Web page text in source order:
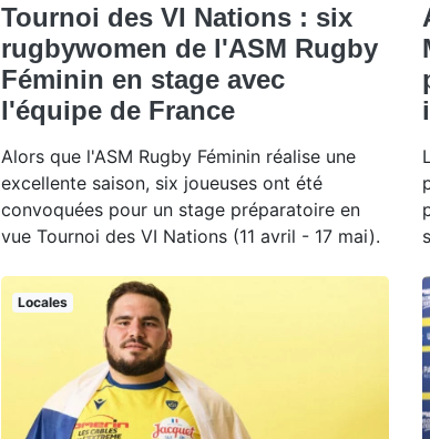
Tournoi des VI Nations : six
rugbywomen de l'ASM Rugby
Féminin en stage avec
l'équipe de France
Alors que l'ASM Rugby Féminin réalise une
excellente saison, six joueuses ont été
convoquées pour un stage préparatoire en
vue Tournoi des VI Nations (11 avril - 17 mai).
Locales